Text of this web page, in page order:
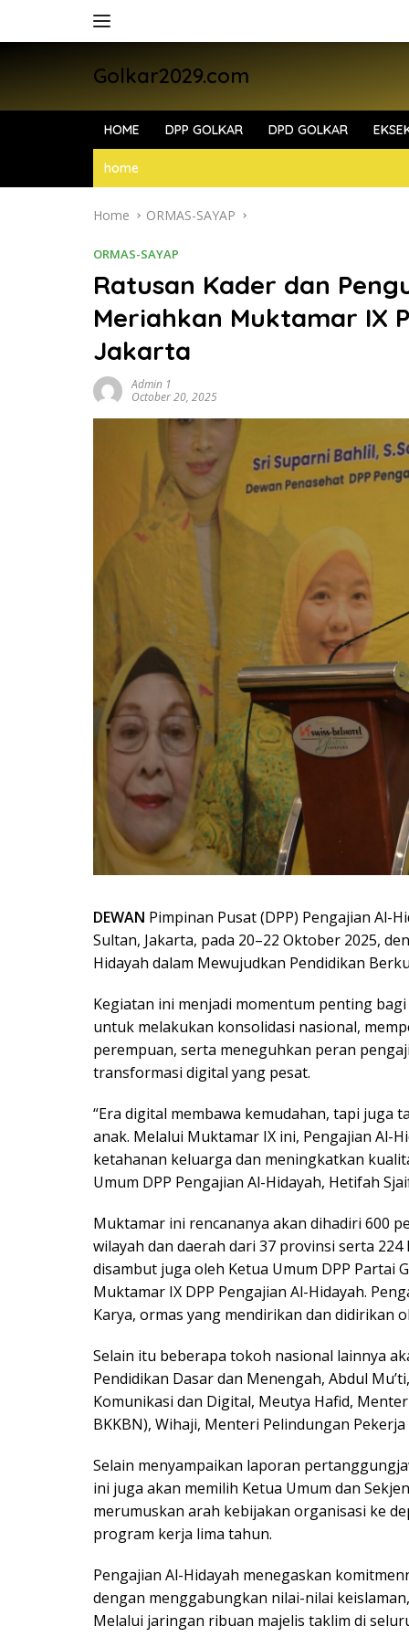
Golkar2029.com
HOME DPP GOLKAR DPD GOLKAR
home
Home ORMAS-SAYAP
ORMAS-SAYAP
Ratusan Kader dan
Meriahkan Muktamar IX
Jakarta
Admin 1
October 20, 2025
DEWAN Pimpinan Pusat (DPP) Pengajian Al-
Sultan, Jakarta, pada 20–22 Oktober 2025,
Hidayah dalam Mewujudkan Pendidikan
Kegiatan ini menjadi momentum penting
untuk melakukan konsolidasi nasional,
perempuan, serta meneguhkan peran
transformasi digital yang pesat.
“Era digital membawa kemudahan, tapi
anak. Melalui Muktamar IX ini, Pengajian Al-
ketahanan keluarga dan meningkatkan
Umum DPP Pengajian Al-Hidayah, Hetifah
Muktamar ini rencananya akan dihadiri 600
wilayah dan daerah dari 37 provinsi serta
disambut juga oleh Ketua Umum DPP Partai
Muktamar IX DPP Pengajian Al-Hidayah.
Karya, ormas yang mendirikan dan didirikan
Selain itu beberapa tokoh nasional lainnya
Pendidikan Dasar dan Menengah, Abdul
Komunikasi dan Digital, Meutya Hafid,
BKKBN), Wihaji, Menteri Pelindungan
Selain menyampaikan laporan
ini juga akan memilih Ketua Umum dan
merumuskan arah kebijakan organisasi ke
program kerja lima tahun.
Pengajian Al-Hidayah menegaskan
dengan menggabungkan nilai-nilai
Melalui jaringan ribuan majelis taklim di